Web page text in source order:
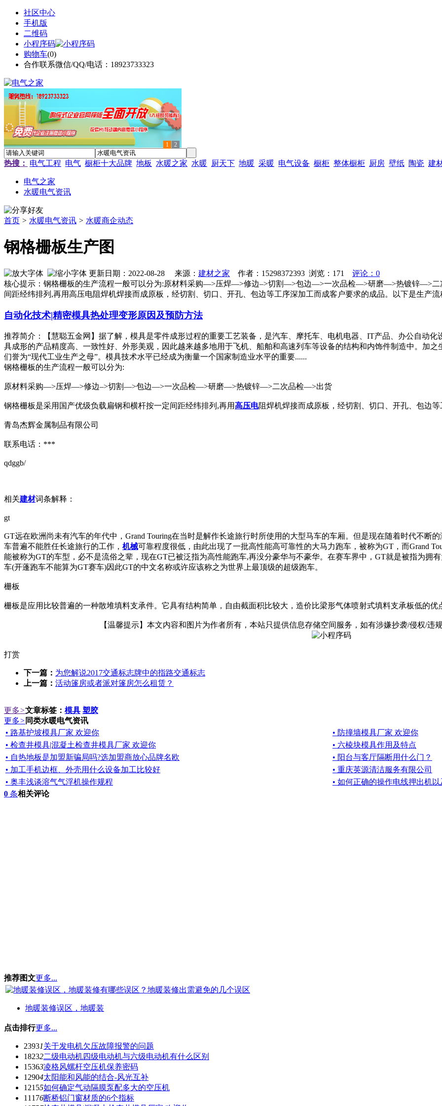
社区中心
手机版
二维码
小程序码
购物车(0)
合作联系微信/QQ/电话：18923733323
1 2
热搜： 电气工程 电气 橱柜十大品牌 地板 水暖之家 水暖 厨天下 地暖 采暖 电气设备 橱柜 整体橱柜 厨房 壁纸 陶瓷 建
电气之家
水暖电气资讯
首页 > 水暖电气资讯 > 水暖商企动态
钢格栅板生产图
更新日期：2022-08-28 来源： 建材之家 作者：15298372393 浏览： 171
评论：0
核心提示：钢格栅板的生产流程一般可以分为:原材料采购—>压焊—>修边–>切割—>包边—>一次品检—>研磨—>热镀锌—>二
间距经纬排列,再用高压电阻焊机焊接而成原板，经切割、切口、开孔、包边等工序深加工而成客户要求的成品。以下是生产流
自动化技术|精密模具热处理变形原因及预防方法
推荐简介：【慧聪五金网】据了解，模具是零件成形过程的重要工艺装备，是汽车、摩托车、电机电器、IT产品、办公自动
具成形的产品精度高、一致性好、外形美观，因此越来越多地用于飞机、船舶和高速列车等设备的结构和内饰件制造中。加
们誉为“现代工业生产之母”。模具技术水平已经成为衡量一个国家制造业水平的重要......
钢格栅板的生产流程一般可以分为:
原材料采购—>压焊—>修边–>切割—>包边—>一次品检—>研磨—>热镀锌—>二次品检—>出货
钢格栅板是采用国产优级负载扁钢和横杆按一定间距经纬排列,再用高压电阻焊机焊接而成原板，经切割、切口、开孔、包边
青岛杰辉金属制品有限公司
联系电话：***
qdggb/
相关建材词条解释：
gt
GT远在欧洲尚未有汽车的年代中，Grand Touring在当时是解作长途旅行时所使用的大型马车的车厢。但是现在随着时代不断
车普遍不能胜任长途旅行的工作， 机械可靠程度很低，由此出现了一批高性能高可靠性的大马力跑车，被称为GT，而Grand
能被称为GT的车型，必不是流俗之辈，现在GT已被泛指为高性能跑车,再没分豪华与不豪华。在赛车界中，GT就是被指为拥
车(开蓬跑车不能算为GT赛车)因此GT的中文名称或许应该称之为世界上最顶级的超级跑车。
栅板
栅板是应用比较普遍的一种散堆填料支承件。它具有结构简单，自由截面积比较大，造价比梁形气体喷射式填料支承板低的优
【温馨提示】本文内容和图片为作者所有，本站只提供信息存储空间服务，如有涉嫌抄袭/侵权/违
打赏
下一篇： 为您解说2017交通标志牌中的指路交通标志
上一篇： 活动篷房或者派对篷房怎么租赁？
更多>文章标签： 模具 塑胶
更多> 同类水暖电气资讯
• 路基护坡模具厂家 欢迎你
• 防撞墙模具厂家 欢迎你
• 检查井模具|混凝土检查井模具厂家 欢迎你
• 六棱块模具作用及特点
• 自热地板是加盟新骗局吗?选加盟商放心品牌名欧
• 阳台与客厅隔断用什么门？
• 加工手机边框、外壳用什么设备加工比较好
• 重庆英源清洁服务有限公司
• 奥丰浅谈溶气气浮机操作规程
• 如何正确的操作电线押出机
0 条相关评论
推荐图文更多...
地暖装修误区，地暖装
点击排行更多...
23931关于发电机欠压故障报警的问题
18232二级电动机四级电动机与六级电动机有什么区别
15363凌格风螺杆空压机保养密码
12904太阳能和风能的结合-风光互补
12155如何确定气动隔膜泵配多大的空压机
11176断桥铝门窗材质的6个指标